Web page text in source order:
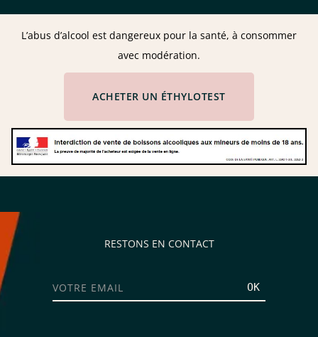
L’abus d’alcool est dangereux pour la santé, à consommer
avec modération.
ACHETER UN ÉTHYLOTEST
RESTONS EN CONTACT
OK